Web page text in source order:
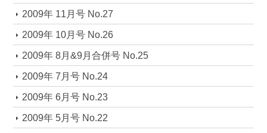
2009年 11月号 No.27
2009年 10月号 No.26
2009年 8月&9月合併号 No.25
2009年 7月号 No.24
2009年 6月号 No.23
2009年 5月号 No.22